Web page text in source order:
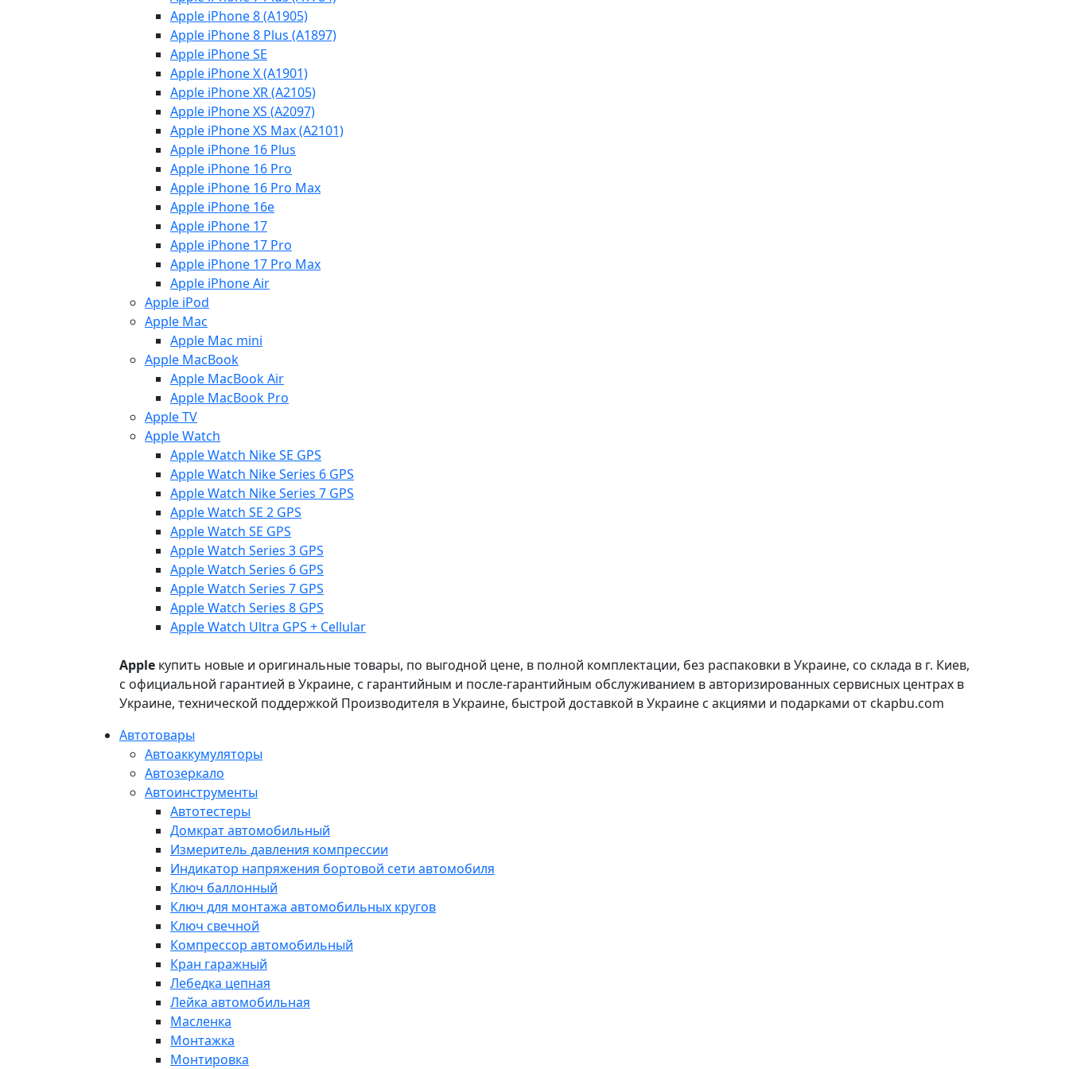
Apple iPhone 8 (A1905)
Apple iPhone 8 Plus (A1897)
Apple iPhone SE
Apple iPhone X (A1901)
Apple iPhone XR (A2105)
Apple iPhone XS (A2097)
Apple iPhone XS Max (A2101)
Apple iPhone 16 Plus
Apple iPhone 16 Pro
Apple iPhone 16 Pro Max
Apple iPhone 16e
Apple iPhone 17
Apple iPhone 17 Pro
Apple iPhone 17 Pro Max
Apple iPhone Air
Apple iPod
Apple Mac
Apple Mac mini
Apple MacBook
Apple MacBook Air
Apple MacBook Pro
Apple TV
Apple Watch
Apple Watch Nike SE GPS
Apple Watch Nike Series 6 GPS
Apple Watch Nike Series 7 GPS
Apple Watch SE 2 GPS
Apple Watch SE GPS
Apple Watch Series 3 GPS
Apple Watch Series 6 GPS
Apple Watch Series 7 GPS
Apple Watch Series 8 GPS
Apple Watch Ultra GPS + Cellular
Apple купить новые и оригинальные товары, по выгодной цене, в полной комплектации, без распаковки в Украине, со склада в г. Киев,
с официальной гарантией в Украине, с гарантийным и после-гарантийным обслуживанием в авторизированных сервисных центрах в
Украине, технической поддержкой Производителя в Украине, быстрой доставкой в Украине с акциями и подарками от ckapbu.com
Автотовары
Автоаккумуляторы
Автозеркало
Автоинструменты
Автотестеры
Домкрат автомобильный
Измеритель давления компрессии
Индикатор напряжения бортовой сети автомобиля
Ключ баллонный
Ключ для монтажа автомобильных кругов
Ключ свечной
Компрессор автомобильный
Кран гаражный
Лебедка цепная
Лейка автомобильная
Масленка
Монтажка
Монтировка